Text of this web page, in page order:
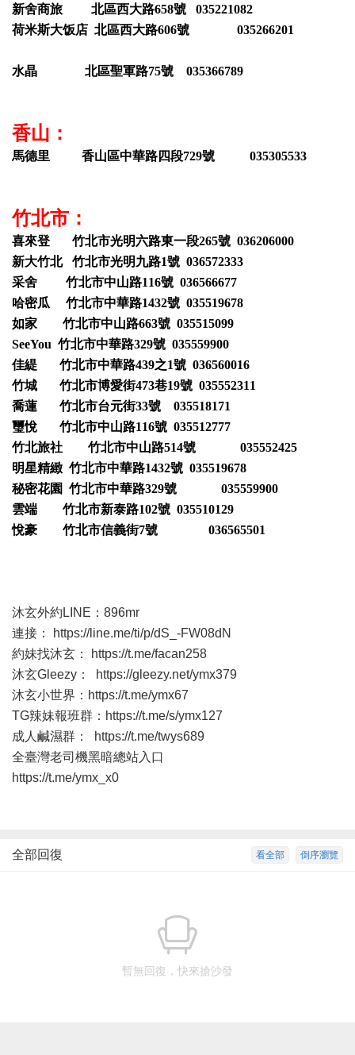
新舍商旅 北區西大路658號 035221082
荷米斯大饭店 北區西大路606號 035266201
水晶 北區聖軍路75號 035366789
香山：
馬德里 香山區中華路四段729號 035305533
竹北市：
喜來登 竹北市光明六路東一段265號 036206000
新大竹北 竹北市光明九路1號 036572333
采舍 竹北市中山路116號 036566677
哈密瓜 竹北市中華路1432號 035519678
如家 竹北市中山路663號 035515099
SeeYou 竹北市中華路329號 035559900
佳緹 竹北市中華路439之1號 036560016
竹城 竹北市博愛街473巷19號 035552311
喬蓮 竹北市台元街33號 035518171
璽悅 竹北市中山路116號 035512777
竹北旅社 竹北市中山路514號 035552425
明星精緻 竹北市中華路1432號 035519678
秘密花園 竹北市中華路329號 035559900
雲端 竹北市新泰路102號 035510129
悅豪 竹北市信義街7號 036565501
沐玄外約LINE：896mr
連接：
https://line.me/ti/p/dS_-FW08dN
約妹找沐玄：
https://t.me/facan258
沐玄Gleezy：
https://gleezy.net/ymx379
沐玄小世界： https://t.me/ymx67
TG辣妹報班群： https://t.me/s/ymx127
成人鹹濕群：
https://t.me/twys689
全臺灣老司機黑暗總站入口
https://t.me/ymx_x0
倒序瀏覽
看全部
全部回復
暫無回復，快來搶沙發